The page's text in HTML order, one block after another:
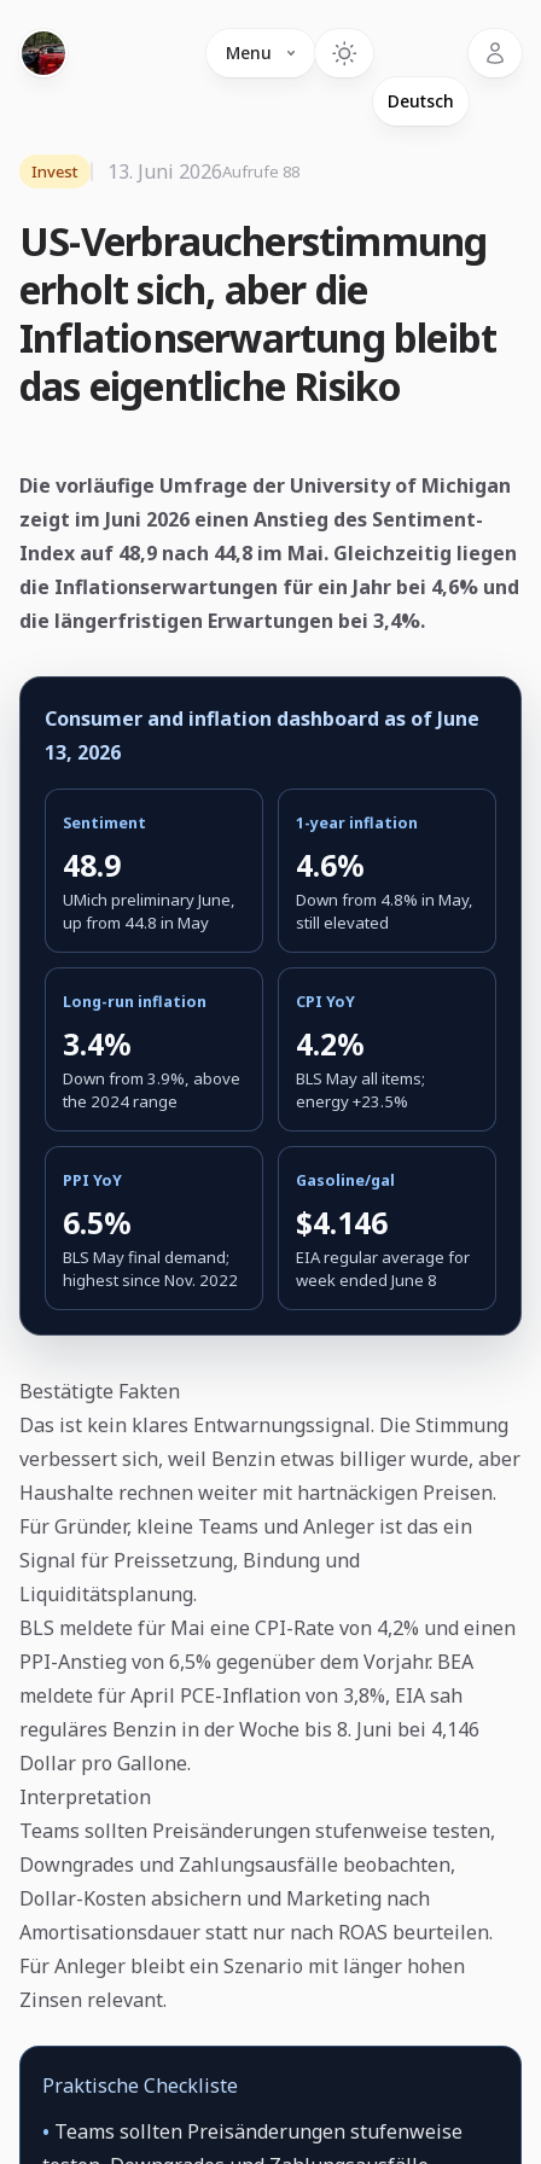
Menu
US-Verbraucherstimmung
erholt sich, aber die
Inflationserwartung bleibt
das eigentliche Risiko
Invest 13. Juni 2026Aufrufe 88
Die vorläufige Umfrage der University of Michigan
zeigt im Juni 2026 einen Anstieg des Sentiment-
Index auf 48,9 nach 44,8 im Mai. Gleichzeitig liegen
die Inflationserwartungen für ein Jahr bei 4,6% und
die längerfristigen Erwartungen bei 3,4%.
Consumer and inflation dashboard as of June
13, 2026
Sentiment
48.9
UMich preliminary June,
up from 44.8 in May
1-year inflation
4.6%
Down from 4.8% in May,
still elevated
Long-run inflation
3.4%
Down from 3.9%, above
the 2024 range
CPI YoY
4.2%
BLS May all items;
energy +23.5%
PPI YoY
6.5%
BLS May final demand;
highest since Nov. 2022
Gasoline/gal
$4.146
EIA regular average for
week ended June 8
Bestätigte Fakten
Das ist kein klares Entwarnungssignal. Die Stimmung
verbessert sich, weil Benzin etwas billiger wurde, aber
Haushalte rechnen weiter mit hartnäckigen Preisen.
Für Gründer, kleine Teams und Anleger ist das ein
Signal für Preissetzung, Bindung und
Liquiditätsplanung.
BLS meldete für Mai eine CPI-Rate von 4,2% und einen
PPI-Anstieg von 6,5% gegenüber dem Vorjahr. BEA
meldete für April PCE-Inflation von 3,8%, EIA sah
reguläres Benzin in der Woche bis 8. Juni bei 4,146
Dollar pro Gallone.
Interpretation
Teams sollten Preisänderungen stufenweise testen,
Downgrades und Zahlungsausfälle beobachten,
Dollar-Kosten absichern und Marketing nach
Amortisationsdauer statt nur nach ROAS beurteilen.
Für Anleger bleibt ein Szenario mit länger hohen
Zinsen relevant.
Praktische Checkliste
• Teams sollten Preisänderungen stufenweise